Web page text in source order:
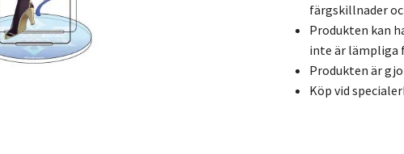
färgskillnader
Produkten kan
inte är lämpliga
Produkten är
Köp vid